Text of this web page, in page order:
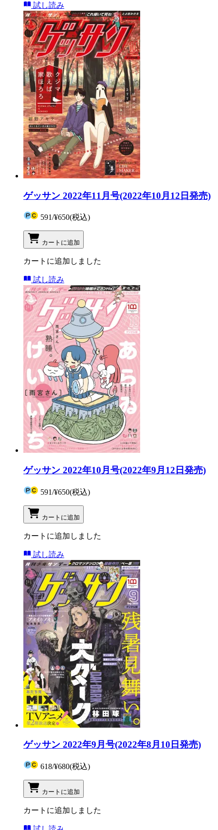
試し読み
ゲッサン 2022年11月号(2022年10月12日発売)
591/¥650(税込)
カートに追加
カートに追加しました
試し読み
ゲッサン 2022年10月号(2022年9月12日発売)
591/¥650(税込)
カートに追加
カートに追加しました
試し読み
ゲッサン 2022年9月号(2022年8月10日発売)
618/¥680(税込)
カートに追加
カートに追加しました